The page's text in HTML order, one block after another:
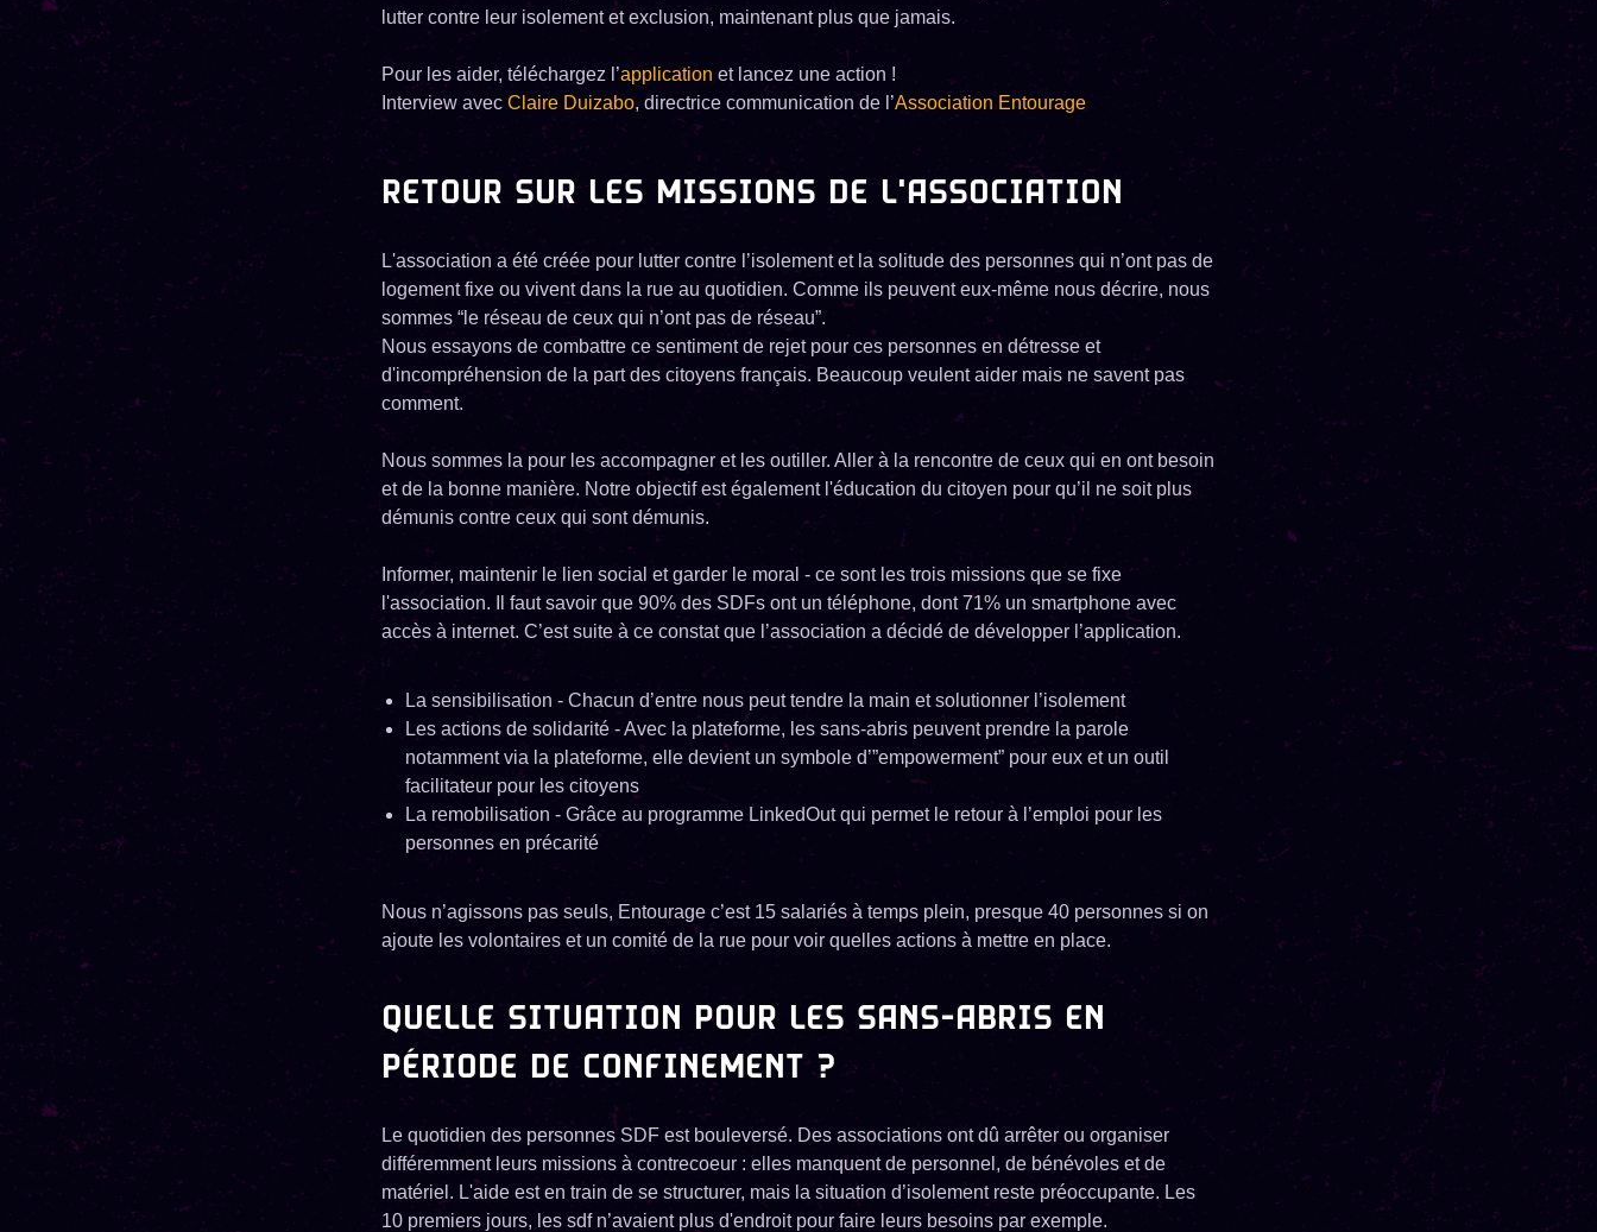
lutter contre leur isolement et exclusion, maintenant plus que jamais.
Pour les aider, téléchargez l’application et lancez une action !
Interview avec Claire Duizabo, directrice communication de l’Association Entourage
RETOUR SUR LES MISSIONS DE L'ASSOCIATION
L'association a été créée pour lutter contre l’isolement et la solitude des personnes qui n’ont pas de
logement fixe ou vivent dans la rue au quotidien. Comme ils peuvent eux-même nous décrire, nous
sommes “le réseau de ceux qui n’ont pas de réseau”.
Nous essayons de combattre ce sentiment de rejet pour ces personnes en détresse et
d'incompréhension de la part des citoyens français. Beaucoup veulent aider mais ne savent pas
comment.
Nous sommes la pour les accompagner et les outiller. Aller à la rencontre de ceux qui en ont besoin
et de la bonne manière. Notre objectif est également l'éducation du citoyen pour qu’il ne soit plus
démunis contre ceux qui sont démunis.
Informer, maintenir le lien social et garder le moral - ce sont les trois missions que se fixe
l'association. Il faut savoir que 90% des SDFs ont un téléphone, dont 71% un smartphone avec
accès à internet. C’est suite à ce constat que l’association a décidé de développer l’application.
La sensibilisation - Chacun d’entre nous peut tendre la main et solutionner l’isolement
Les actions de solidarité - Avec la plateforme, les sans-abris peuvent prendre la parole
notamment via la plateforme, elle devient un symbole d’”empowerment” pour eux et un outil
facilitateur pour les citoyens
La remobilisation - Grâce au programme LinkedOut qui permet le retour à l’emploi pour les
personnes en précarité
Nous n’agissons pas seuls, Entourage c’est 15 salariés à temps plein, presque 40 personnes si on
ajoute les volontaires et un comité de la rue pour voir quelles actions à mettre en place.
QUELLE SITUATION POUR LES SANS-ABRIS EN
PÉRIODE DE CONFINEMENT ?
Le quotidien des personnes SDF est bouleversé. Des associations ont dû arrêter ou organiser
différemment leurs missions à contrecoeur : elles manquent de personnel, de bénévoles et de
matériel. L'aide est en train de se structurer, mais la situation d’isolement reste préoccupante. Les
10 premiers jours, les sdf n’avaient plus d'endroit pour faire leurs besoins par exemple.